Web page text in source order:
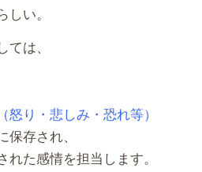
い。
は、
怒り・悲しみ・恐れ等）
存され、
た感情を担当します。